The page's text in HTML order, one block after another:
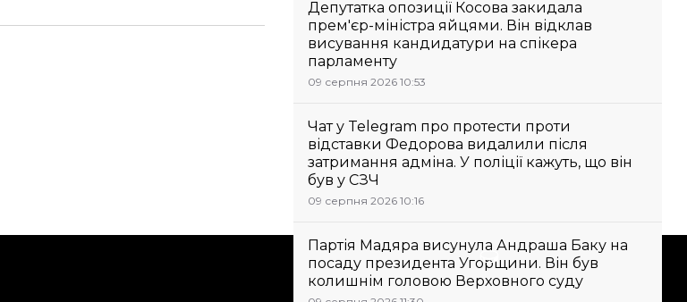
Депутатка опозиції Косова закидала
прем'єр-міністра яйцями. Він відклав
висування кандидатури на спікера
парламенту
09 серпня 2026 10:53
Чат у Telegram про протести проти
відставки Федорова видалили після
затримання адміна. У поліції кажуть, що він
був у СЗЧ
09 серпня 2026 10:16
Партія Мадяра висунула Андраша Баку на
посаду президента Угорщини. Він був
колишнім головою Верховного суду
Підтримати